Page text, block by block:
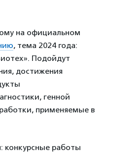
на официальном
, тема 2024 года:
Подойдут
достижения
генной
применяемые в
конкурсные работы